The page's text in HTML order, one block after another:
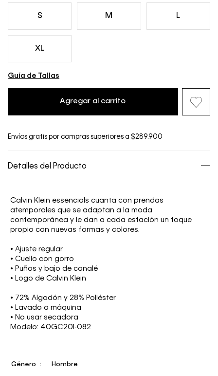
S M L
XL
Guía de Tallas
Agregar al carrito
Envíos gratis por compras superiores a $289.900
Detalles del Producto
Calvin Klein essencials cuanta con prendas
atemporales que se adaptan a la moda
contemporánea y le dan a cada estación un toque
propio con nuevas formas y colores.
• Ajuste regular
• Cuello con gorro
• Puños y bajo de canalé
• Logo de Calvin Klein
• 72% Algodón y 28% Poliéster
• Lavado a máquina
• No usar secadora
Modelo: 40GC201-082
Género Hombre